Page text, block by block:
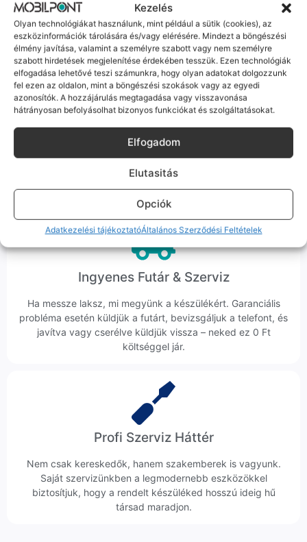
Kezelés
Olyan technológiákat használunk, mint például a sütik (cookies), az
eszközinformációk tárolására és/vagy elérésére. Mindezt a böngészési
élmény javítása, valamint a személyre szabott vagy nem személyre
szabott hirdetések megjelenítése érdekében tesszük. Ezen technológiák
elfogadása lehetővé teszi számunkra, hogy olyan adatokat dolgozzunk
fel ezen az oldalon, mint a böngészési szokások vagy az egyedi
azonosítók. A hozzájárulás megtagadása vagy visszavonása
hátrányosan befolyásolhat bizonyos funkciókat és szolgáltatásokat.
Elfogadom
Elutasitás
Opciók
Adatkezelési tájékoztatóÁltalános Szerződési Feltételek
ember veszi fel a telefont, és személyesen is megtalálsz
minket Szegeden.
Korrekt Ügyintézés
Hibázni emberi dolog, de a felelősségvállalás nálunk alap.
Ha ritkán előfordul egy hiba, nem kifogásokat keresünk,
hanem megoldást. Szakértő kollégáink azonnal kézbe
veszik az ügyedet.
Ingyenes Futár & Szerviz
Ha messze laksz, mi megyünk a készülékért. Garanciális
probléma esetén küldjük a futárt, bevizsgáljuk a telefont, és
javítva vagy cserélve küldjük vissza – neked ez 0 Ft
költséggel jár.
Profi Szerviz Háttér
Nem csak kereskedők, hanem szakemberek is vagyunk.
Saját szervizünkben a legmodernebb eszközökkel
biztosítjuk, hogy a rendelt készüléked hosszú ideig hű
társad maradjon.